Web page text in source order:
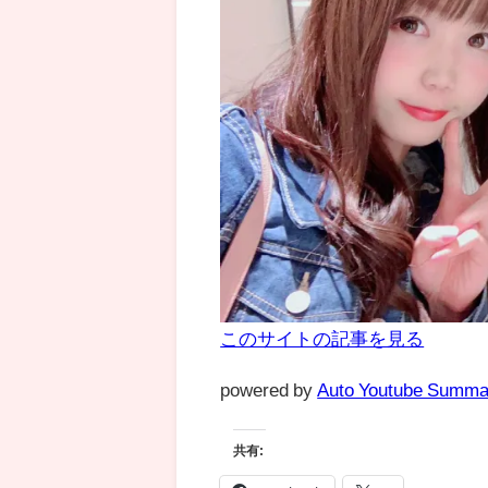
このサイトの記事を見る
powered by Auto Youtube
共有: